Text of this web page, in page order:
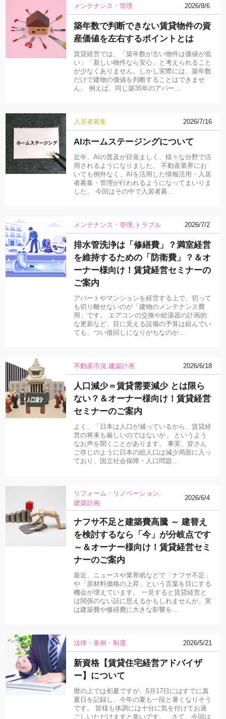
メンテナンス・管理 2026/8/6
築年数で判断できない賃貸物件の資
産価値を左右するポイントとは
賃貸経営では、「築年数が古い物件は価値が低
い」「新しい物件なら安心」と考えられること
が少なくありません。しかし実際には、築年数
だけで建物の価値を判断することはできませ
ん。 例えば、同じ築35年のアパー…
入居者募集 2026/7/16
AIホームステージングについて
近年、AIの普及が目覚ましく、様々な分野で活
用されるようになりました。 不動産業界にお
いても例外なく、AIを活用した情報活用・入居
者募集・管理が行われるようになってまいりま
した。 今回はその中で入居者募…
メンテナンス・管理 トラブル 2026/7/2
排水管洗浄は「修繕費」？満室経営
を維持するための「防衛費」？＆オ
ーナー様向け！賃貸経営セミナーの
ご案内
アパートやマンションを経営する上で、切って
も切り離せないのが「建物のメンテナンス費
用」です。 エアコンの交換や給湯器の計画的
な更新など、目に見える設備の予算は組んでい
ても、つい後回しになりがちなのが…
不動産市況 建築計画 2026/6/18
人口減少＝賃貸需要減少 とは限ら
ない？＆オーナー様向け！賃貸経営
セミナーのご案内
よく、「日本は人口が減っているから、賃貸経
営の将来も厳しいのではないか」 というよう
なお声を聞くことがあります。 事実、皆さん
ご存じのように日本の総人口は減少局面に入っ
ており、国立社会保障・人口問題…
リフォーム・リノベーション
建築計画
2026/6/4
ナフサ不足と建築費高騰 ～ 建替え
を検討するなら「今」が分岐点です
～＆オーナー様向け！賃貸経営セミ
ナーのご案内
最近、ニュースや業界紙などで「ナフサ不足」
や「原材料価格の上昇」という言葉を目にする
機会が増えています。 一見すると賃貸経営と
は関係のない話に思えるかもしれませんが、実
は建築費や修繕費に大きな影響を…
法律・条例・制度 2026/5/21
新資格【賃貸住宅経営アドバイザ
ー】について
暦の上では初夏ですが、5月17日にはすでに真
夏日を記録し、今年の夏も一段と暑くなりそう
です。 皆様も体調には十分に気を付けてお過
ごしいただけますと幸いです。 さて、今回は